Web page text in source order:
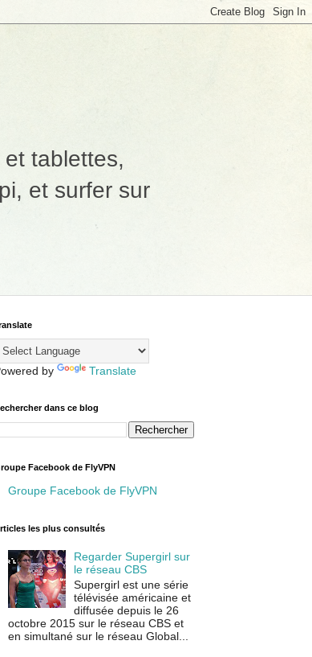
tablettes,
et surfer sur
by Translate
dans ce blog
Facebook de FlyVPN
Groupe Facebook de FlyVPN
les plus consultés
Regarder Supergirl sur
le réseau CBS
Supergirl est une série
télévisée américaine et
diffusée depuis le 26
octobre 2015 sur le réseau CBS et
en simultané sur le réseau Global...